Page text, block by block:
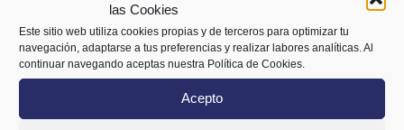
las Cookies
Este sitio web utiliza cookies propias y de terceros para optimizar tu
navegación, adaptarse a tus preferencias y realizar labores analíticas. Al
continuar navegando aceptas nuestra Política de Cookies.
Acepto